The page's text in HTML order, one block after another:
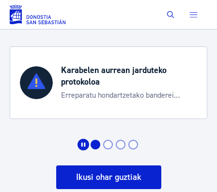
Eduki nagusira joan Buscar
Karabelen aurrean jarduteko
protokoloa
Erreparatu hondartzetako banderei
Ikusi ohar guztiak